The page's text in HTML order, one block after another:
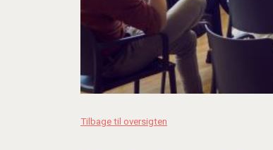
Tilbage til oversigten